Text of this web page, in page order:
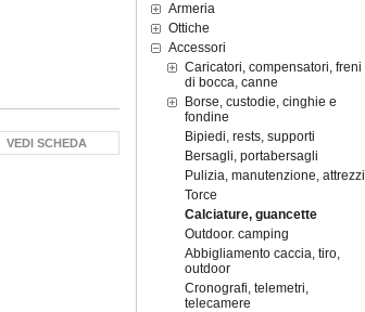
VEDI SCHEDA
Armeria
Ottiche
Accessori
Caricatori, compensatori, freni
di bocca, canne
Borse, custodie, cinghie e
fondine
Bipiedi, rests, supporti
Bersagli, portabersagli
Pulizia, manutenzione, attrezzi
Torce
Calciature, guancette
Outdoor. camping
Abbigliamento caccia, tiro,
outdoor
Cronografi, telemetri,
telecamere